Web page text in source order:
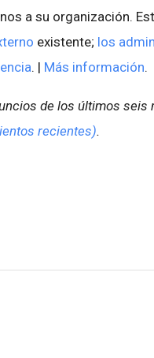
a su organización.
existente; los
. | Más información.
de los últimos seis
recientes).